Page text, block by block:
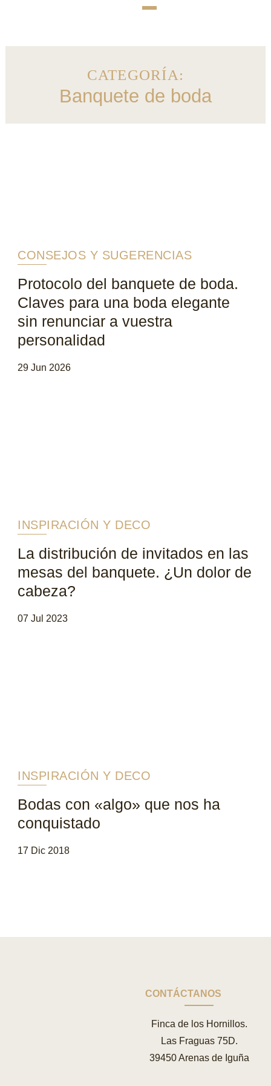
CATEGORÍA:
Banquete de boda
CONSEJOS Y SUGERENCIAS
Protocolo del banquete de boda.
Claves para una boda elegante
sin renunciar a vuestra
personalidad
29 Jun 2026
INSPIRACIÓN Y DECO
La distribución de invitados en las
mesas del banquete. ¿Un dolor de
cabeza?
07 Jul 2023
INSPIRACIÓN Y DECO
Bodas con «algo» que nos ha
conquistado
17 Dic 2018
CONTÁCTANOS
Finca de los Hornillos.
Las Fraguas 75D.
39450 Arenas de Iguña